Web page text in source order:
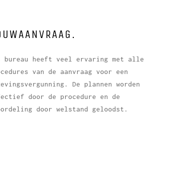
bureau heeft veel ervaring met alle
van de aanvraag voor een
De plannen worden
door de procedure en de
door welstand geloodst.